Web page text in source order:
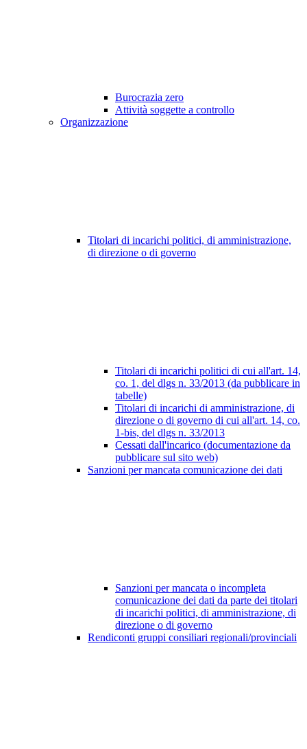
Burocrazia zero
Attività soggette a controllo
Organizzazione
Titolari di incarichi politici, di amministrazione,
di direzione o di governo
Titolari di incarichi politici di cui all'art. 14,
co. 1, del dlgs n. 33/2013 (da pubblicare in
tabelle)
Titolari di incarichi di amministrazione, di
direzione o di governo di cui all'art. 14, co.
1-bis, del dlgs n. 33/2013
Cessati dall'incarico (documentazione da
pubblicare sul sito web)
Sanzioni per mancata comunicazione dei dati
Sanzioni per mancata o incompleta
comunicazione dei dati da parte dei titolari
di incarichi politici, di amministrazione, di
direzione o di governo
Rendiconti gruppi consiliari regionali/provinciali